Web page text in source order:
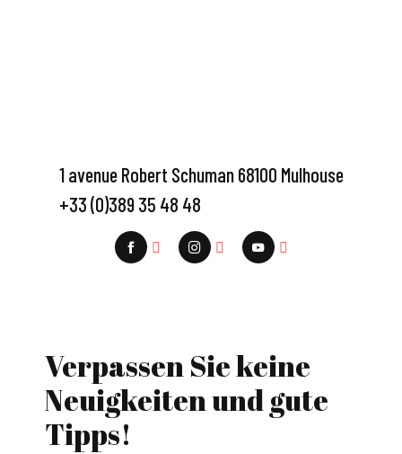
1 avenue Robert Schuman 68100 Mulhouse
+33 (0)389 35 48 48
Verpassen Sie keine
Neuigkeiten und gute
Tipps!